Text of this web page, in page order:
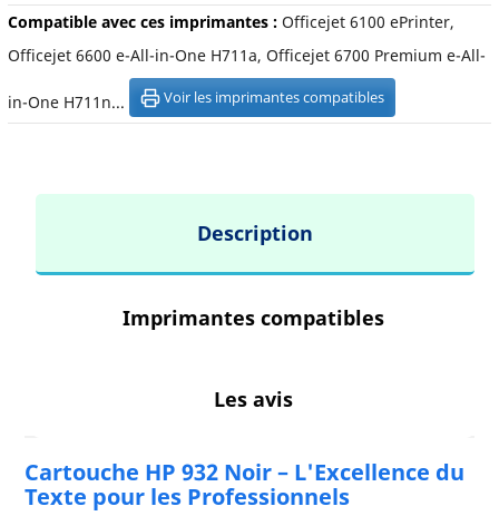
Compatible avec ces imprimantes : Officejet 6100 ePrinter,
Officejet 6600 e-All-in-One H711a, Officejet 6700 Premium e-All-
in-One H711n... Voir les imprimantes compatibles
Description
Imprimantes compatibles
Les avis
Cartouche HP 932 Noir – L'Excellence du
Texte pour les Professionnels